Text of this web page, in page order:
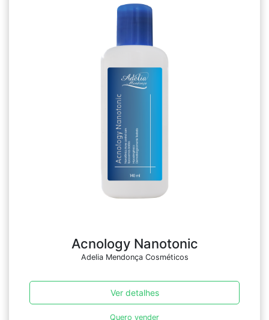
Acnology Nanotonic
Adelia Mendonça Cosméticos
Ver detalhes
Quero vender